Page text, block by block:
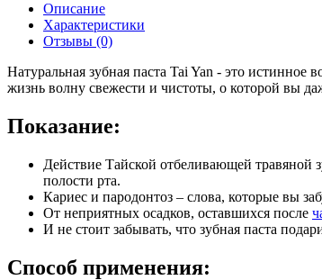
Описание
Характеристики
Отзывы (0)
Натуральная зубная паста Tai Yan - это
жизнь волну свежести и чистоты, о которой вы
Показание:
Действие Тайской отбеливающей травяной
полости рта.
Кариес и пародонтоз – слова, которые вы
От неприятных осадков, оставшихся после
И не стоит забывать, что зубная паста
Способ применения: